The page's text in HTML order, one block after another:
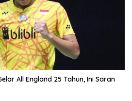
All England 25 Tahun, Ini Saran